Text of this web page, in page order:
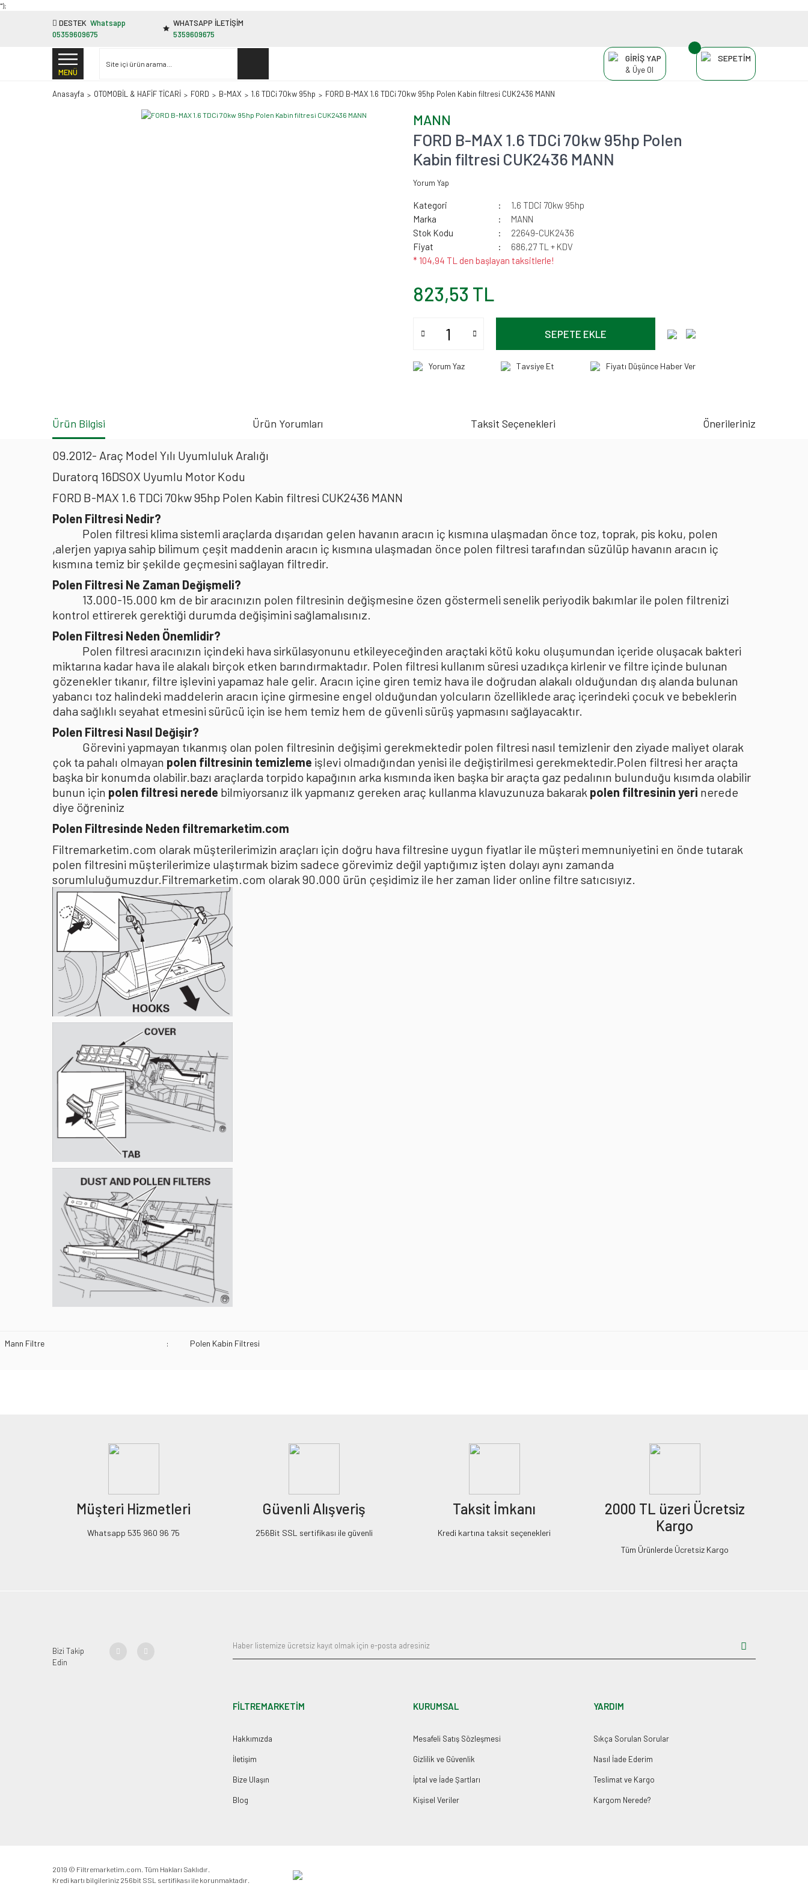
"');
DESTEK Whatsapp
05359609675
WHATSAPP İLETİŞİM
5359609675
MENÜ
GİRİŞ YAP
& Üye Ol
SEPETİM
Anasayfa OTOMOBİL & HAFİF TİCARİ FORD B-MAX 1.6 TDCi 70kw 95hp FORD B-MAX 1.6 TDCi 70kw 95hp Polen Kabin filtresi CUK2436 MANN
MANN
FORD B-MAX 1.6 TDCi 70kw 95hp Polen
Kabin filtresi CUK2436 MANN
Yorum Yap
Kategori
1.6 TDCi 70kw 95hp
Marka
MANN
Stok Kodu
22649-CUK2436
Fiyat
686,27 TL + KDV
* 104,94 TL den başlayan taksitlerle!
823,53 TL
SEPETE EKLE
Yorum Yaz Tavsiye Et Fiyatı Düşünce Haber Ver
Ürün Bilgisi Ürün Yorumları Taksit Seçenekleri Önerileriniz
09.2012- Araç Model Yılı Uyumluluk Aralığı
Duratorq 16DSOX Uyumlu Motor Kodu
FORD B-MAX 1.6 TDCi 70kw 95hp Polen Kabin filtresi CUK2436 MANN
Polen Filtresi Nedir?
Polen filtresi klima sistemli araçlarda dışarıdan gelen havanın aracın iç kısmına ulaşmadan önce toz, toprak, pis koku, polen
,alerjen yapıya sahip bilimum çeşit maddenin aracın iç kısmına ulaşmadan önce polen filtresi tarafından süzülüp havanın aracın iç
kısmına temiz bir şekilde geçmesini sağlayan filtredir.
Polen Filtresi Ne Zaman Değişmeli?
13.000-15.000 km de bir aracınızın polen filtresinin değişmesine özen göstermeli senelik periyodik bakımlar ile polen filtrenizi
kontrol ettirerek gerektiği durumda değişimini sağlamalısınız.
Polen Filtresi Neden Önemlidir?
Polen filtresi aracınızın içindeki hava sirkülasyonunu etkileyeceğinden araçtaki kötü koku oluşumundan içeride oluşacak bakteri
miktarına kadar hava ile alakalı birçok etken barındırmaktadır. Polen filtresi kullanım süresi uzadıkça kirlenir ve filtre içinde bulunan
gözenekler tıkanır, filtre işlevini yapamaz hale gelir. Aracın içine giren temiz hava ile doğrudan alakalı olduğundan dış alanda bulunan
yabancı toz halindeki maddelerin aracın içine girmesine engel olduğundan yolcuların özelliklede araç içerindeki çocuk ve bebeklerin
daha sağlıklı seyahat etmesini sürücü için ise hem temiz hem de güvenli sürüş yapmasını sağlayacaktır.
Polen Filtresi Nasıl Değişir?
Görevini yapmayan tıkanmış olan polen filtresinin değişimi gerekmektedir polen filtresi nasıl temizlenir den ziyade maliyet olarak
çok ta pahalı olmayan polen filtresinin temizleme işlevi olmadığından yenisi ile değiştirilmesi gerekmektedir.Polen filtresi her araçta
başka bir konumda olabilir.bazı araçlarda torpido kapağının arka kısmında iken başka bir araçta gaz pedalının bulunduğu kısımda olabilir
bunun için polen filtresi nerede bilmiyorsanız ilk yapmanız gereken araç kullanma klavuzunuza bakarak polen filtresinin yeri nerede
diye öğreniniz
Polen Filtresinde Neden filtremarketim.com
Filtremarketim.com olarak müşterilerimizin araçları için doğru hava filtresine uygun fiyatlar ile müşteri memnuniyetini en önde tutarak
polen filtresini müşterilerimize ulaştırmak bizim sadece görevimiz değil yaptığımız işten dolayı aynı zamanda
sorumluluğumuzdur.Filtremarketim.com olarak 90.000 ürün çeşidimiz ile her zaman lider online filtre satıcısıyız.
Mann Filtre : Polen Kabin Filtresi
Müşteri Hizmetleri
Whatsapp 535 960 96 75
Güvenli Alışveriş
256Bit SSL sertifikası ile güvenli
Taksit İmkanı
Kredi kartına taksit seçenekleri
2000 TL üzeri Ücretsiz
Kargo
Tüm Ürünlerde Ücretsiz Kargo
Bizi Takip
Edin
FİLTREMARKETİM
Hakkımızda
İletişim
Bize Ulaşın
Blog
KURUMSAL
Mesafeli Satış Sözleşmesi
Gizlilik ve Güvenlik
İptal ve İade Şartları
Kişisel Veriler
YARDIM
Sıkça Sorulan Sorular
Nasıl İade Ederim
Teslimat ve Kargo
Kargom Nerede?
2019 © Filtremarketim.com. Tüm Hakları Saklıdır.
Kredi kartı bilgileriniz 256bit SSL sertifikası ile korunmaktadır.